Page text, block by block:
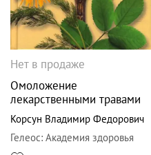
Нет в продаже
Омоложение
лекарственными травами
Корсун Владимир Федорович
Гелеос: Академия здоровья